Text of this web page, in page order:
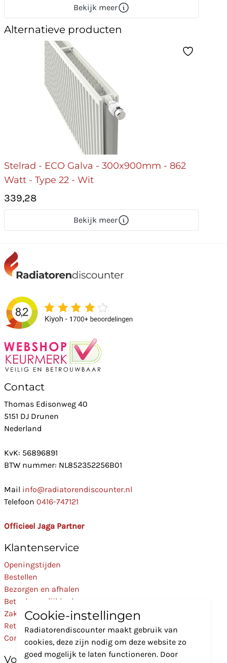
Bekijk meer
Alternatieve producten
Stelrad - ECO Galva - 300x900mm - 862
Watt - Type 22 - Wit
339,28
Bekijk meer
Contact
Thomas Edisonweg 40
5151 DJ Drunen
Nederland
KvK: 56896891
BTW nummer: NL852352256B01
Mail info@radiatorendiscounter.nl
Telefoon 0416-747121
Officieel Jaga Partner
Klantenservice
Openingstijden
Bestellen
Bezorgen en afhalen
Betaalmogelijkheden
Zakelijk
Retourneren
Contact
Volg Ons
Cookie-instellingen
Radiatorendiscounter maakt gebruik van
cookies, deze zijn nodig om deze website zo
goed mogelijk te laten functioneren. Door